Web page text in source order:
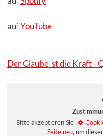
aufYouTube
Der Glaube ist die Kraft -
Bitte akzeptieren Sie
Seite neu, um